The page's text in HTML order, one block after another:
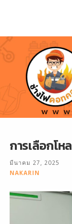
ยัง
เนื้อหา
การเลือกโ
มีนาคม 27, 2025
NAKARIN